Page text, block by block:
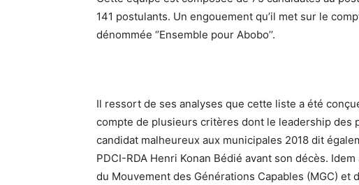
141 postulants. Un engouement qu’il met sur le
dénommée ‘’Ensemble pour Abobo’’.
Il ressort de ses analyses que cette liste a été
compte de plusieurs critères dont le leadership des
candidat malheureux aux municipales 2018 dit
PDCI-RDA Henri Konan Bédié avant son décès.
du Mouvement des Générations Capables (MGC) et